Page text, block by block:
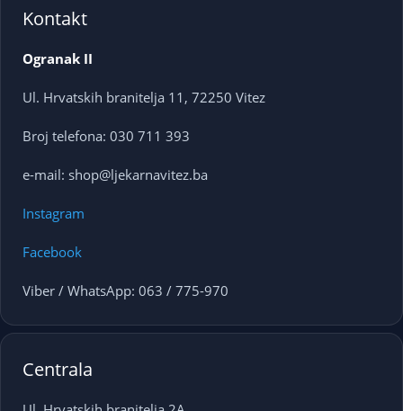
Kontakt
Ogranak II
Ul. Hrvatskih branitelja 11, 72250 Vitez
Broj telefona: 030 711 393
e-mail: shop@ljekarnavitez.ba
Instagram
Facebook
Viber / WhatsApp: 063 / 775-970
Centrala